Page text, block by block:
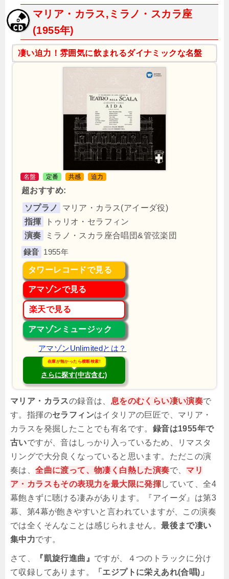
マリア・カラス,ミラノ・スカラ座
(1955年)
凄い迫力！雰囲気に飲まれるダイナミックな名盤
名盤 定番 共感 迫力
超おすすめ:
ソプラノ
マリア・カラス(アイーダ役)
指揮
トゥリオ・セラフィン
演奏
ミラノ・スカラ座合唱団&管弦楽団
1955年
タワーレコードで見る
アマゾンで見る
楽天で見る
アマゾンミュージック
アマゾンUnlimitedとは？
在庫が無かったら横断検索!
さらに探す(中古含む)
マリア・カラスの録音は、 息をのむくらい凄い演奏で
す。指揮のセラフィンはイタリアの巨匠で、マリア・
カラスを発掘したことでも有名です。 録音は1955年で
古いですが、音はしっかり入っているため、リマスタ
リングで大分良くなっていると思います。ただこの演
奏は、全曲に渡って、物凄く白熱した演奏で、 マリ
ア・カラスもその表現力を最大限に発揮していて、全4
幕飽きずに聴ける凄みがあります。『アイーダ』は第3
幕、第4幕が飽きやすいと言われていますが、この演奏
では全くそんなことは感じられません。最後まで凄い
集中力です。
さて、 『凱旋行進曲』 ですが、４つのトラックに分け
て収録してあります。
「エジプトに栄えあれ(合唱)」